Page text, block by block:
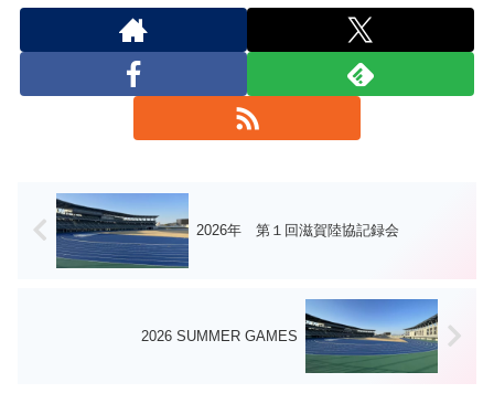
2026年 第１回滋賀陸協記録会
2026 SUMMER GAMES